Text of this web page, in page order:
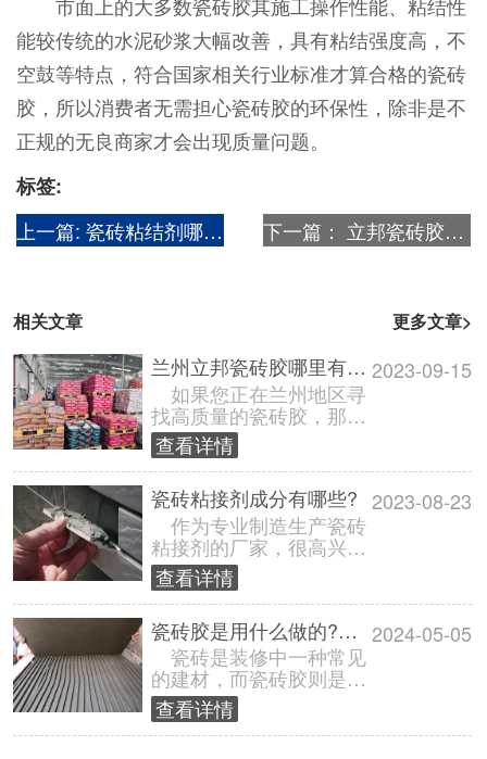
市面上的大多数瓷砖胶其施工操作性能、粘结性
能较传统的水泥砂浆大幅改善，具有粘结强度高，不
空鼓等特点，符合国家相关行业标准才算合格的瓷砖
胶，所以消费者无需担心瓷砖胶的环保性，除非是不
正规的无良商家才会出现质量问题。
标签:
上一篇: 瓷砖粘结剂哪个品牌好?【瓷砖粘接剂十大名牌排名】 下一篇： 立邦瓷砖胶有几种?【立邦瓷砖胶分类】
相关文章 更多文章>
兰州立邦瓷砖胶哪里有卖?销售电话多少? 2023-09-15
如果您正在兰州地区寻
找高质量的瓷砖胶，那么
立邦瓷砖胶绝对是您的不
二选择。兰州立邦瓷砖胶
以其优越的质......
查看详情
瓷砖粘接剂成分有哪些? 2023-08-23
作为专业制造生产瓷砖
粘接剂的厂家，很高兴为
您介绍瓷砖粘接剂的成
分。瓷砖粘接剂是一种用
于将瓷砖固定在......
查看详情
瓷砖胶是用什么做的?瓷砖胶是什么东西?
2024-05-05
瓷砖是装修中一种常见
的建材，而瓷砖胶则是安
装瓷砖不可或缺的材料之
一。那么，瓷砖胶究竟是
由什么做成的......
查看详情